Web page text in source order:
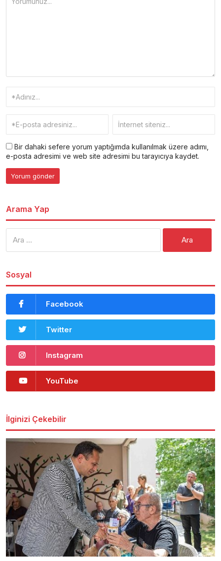
Bir dahaki sefere yorum yaptığımda kullanılmak üzere adımı,
e-posta adresimi ve web site adresimi bu tarayıcıya kaydet.
Arama Yap
Sosyal
Facebook
Twitter
Instagram
YouTube
İlginizi Çekebilir